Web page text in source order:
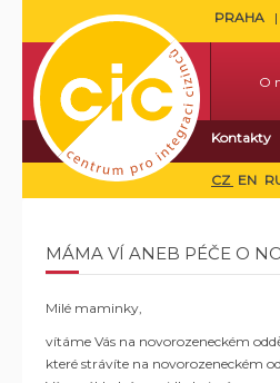
PRAHA
O
Kontakty
CZ EN
MÁMA VÍ ANEB PÉČE O
Milé maminky,
vítáme Vás na novorozeneckém
které strávíte na novorozeneckém